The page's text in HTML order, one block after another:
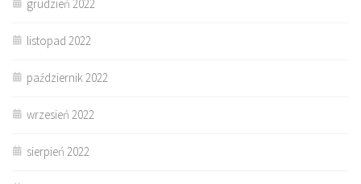
grudzień 2022
listopad 2022
październik 2022
wrzesień 2022
sierpień 2022